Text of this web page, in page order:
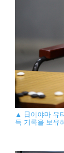
▲ 日이야마 유
득 기록을 보유